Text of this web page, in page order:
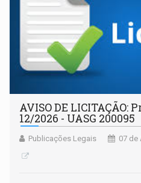
AVISO DE LICITAÇÃO:
12/2026 - UASG 200095
Publicações Legais 07 de